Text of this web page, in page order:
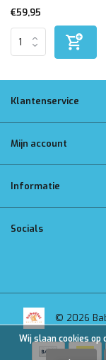
€59,95
Klantenservice
Mijn account
Informatie
Socials
© 2026
Wij slaan cookies